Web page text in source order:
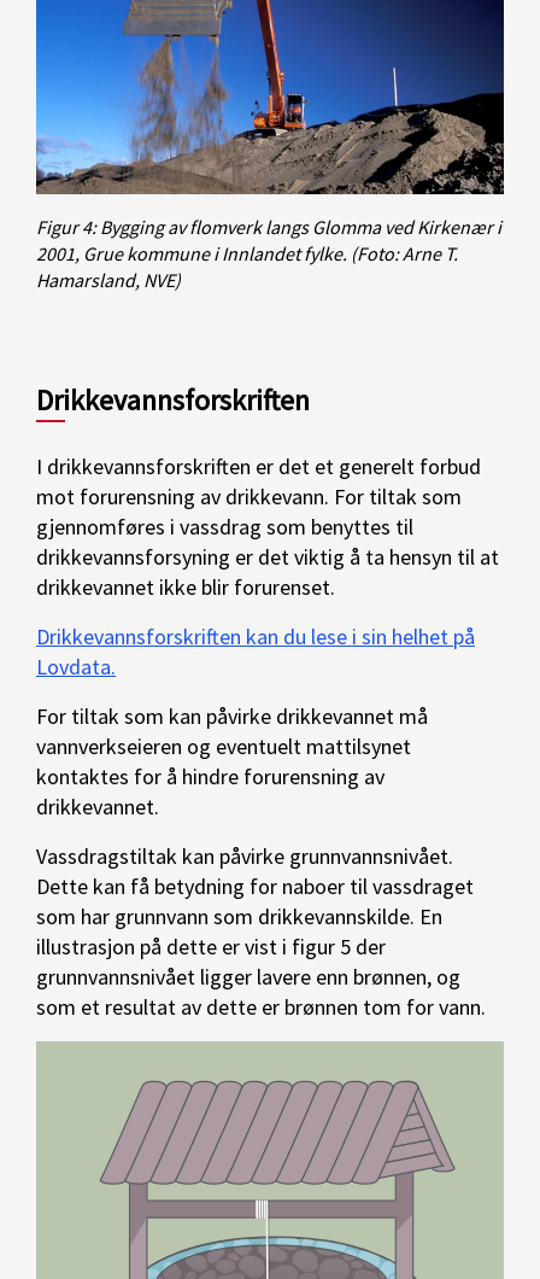
Figur 4: Bygging av flomverk langs Glomma ved Kirkenær i
2001, Grue kommune i Innlandet fylke. (Foto: Arne T.
Hamarsland, NVE)
Drikkevannsforskriften
I drikkevannsforskriften er det et generelt forbud
mot forurensning av drikkevann. For tiltak som
gjennomføres i vassdrag som benyttes til
drikkevannsforsyning er det viktig å ta hensyn til at
drikkevannet ikke blir forurenset.
Drikkevannsforskriften kan du lese i sin helhet på
Lovdata.
For tiltak som kan påvirke drikkevannet må
vannverkseieren og eventuelt mattilsynet
kontaktes for å hindre forurensning av
drikkevannet.
Vassdragstiltak kan påvirke grunnvannsnivået.
Dette kan få betydning for naboer til vassdraget
som har grunnvann som drikkevannskilde. En
illustrasjon på dette er vist i figur 5 der
grunnvannsnivået ligger lavere enn brønnen, og
som et resultat av dette er brønnen tom for vann.